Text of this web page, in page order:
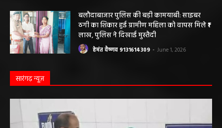
बलौदाबाजार पुलिस की बड़ी कामयाबी: साइबर
ठगी का शिकार हुई ग्रामीण महिला को वापस मिले ₹1
लाख, पुलिस ने दिखाई मुस्तैदी
हेमंत वैष्णव 9131614309 - June 1, 2026
सारंगढ़ न्यूज़